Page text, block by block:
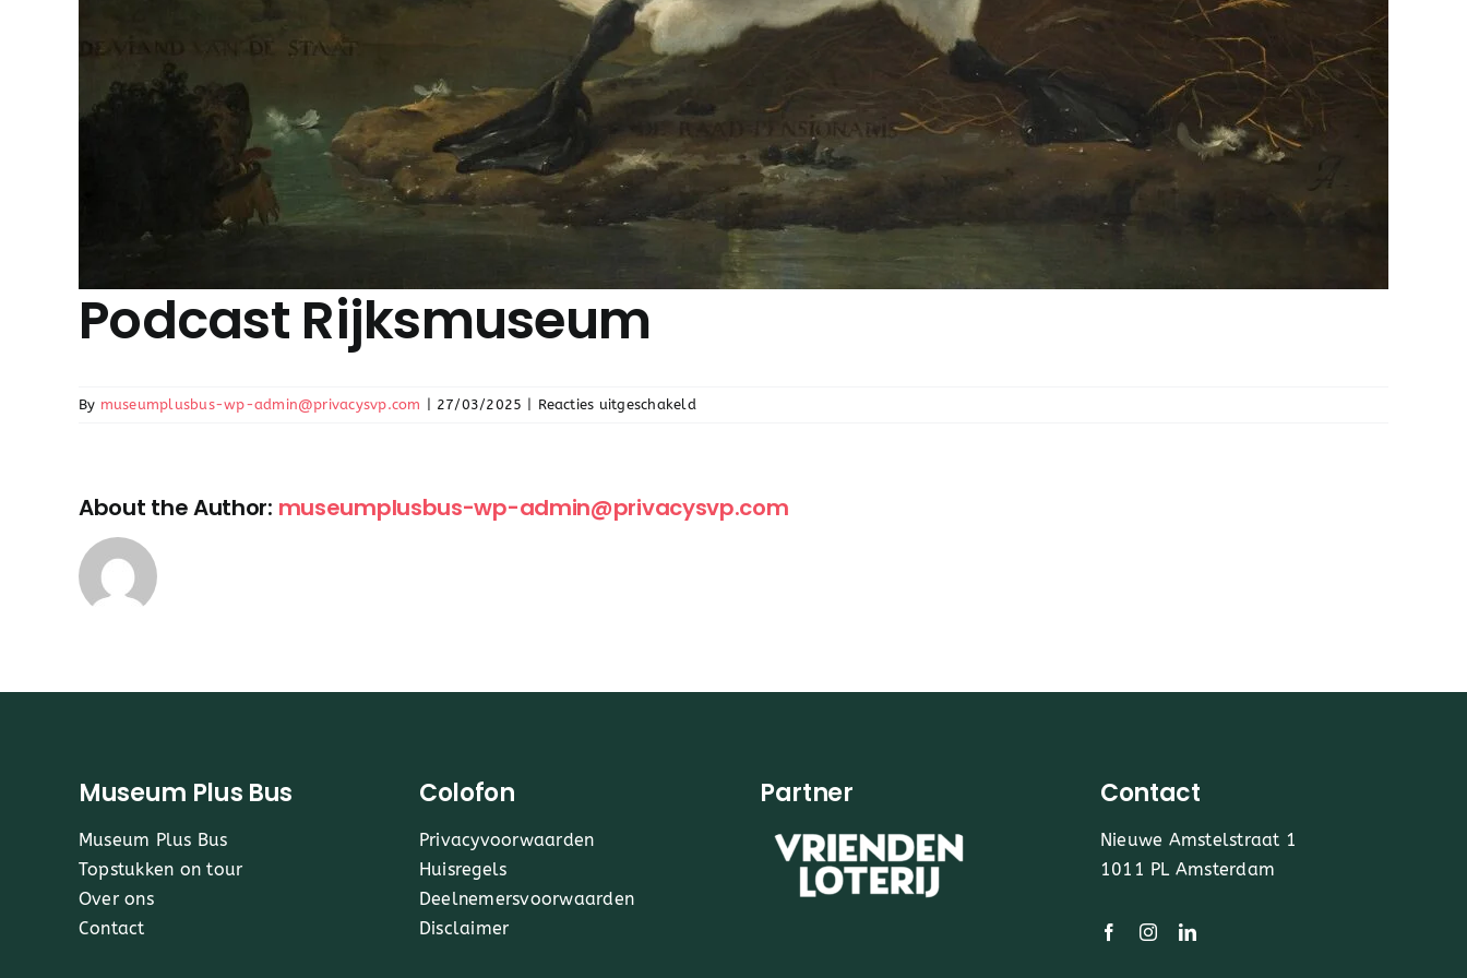
Podcast Rijksmuseum
By museumplusbus-wp-admin@privacysvp.com 27/03/2025 Reacties uitgeschakeldvoor
About the Author: museumplusbus-wp-admin@privacysvp.com
Museum Plus Bus
Museum Plus Bus
Topstukken on tour
Over ons
Contact
Colofon
Privacyvoorwaarden
Huisregels
Deelnemersvoorwaarden
Disclaimer
Partner Contact
Nieuwe Amstelstraat 1
1011 PL Amsterdam